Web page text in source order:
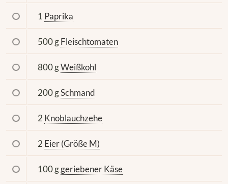
1 Paprika
500 gFleischtomaten
800 gWeißkohl
200 gSchmand
2 Knoblauchzehe
2 Eier (Größe M)
100 ggeriebener Käse